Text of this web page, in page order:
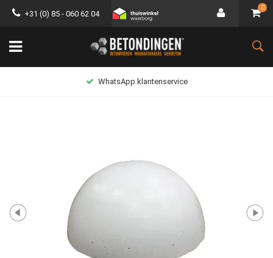
+31 (0) 85 - 060 62 04
0
WhatsApp klantenservice